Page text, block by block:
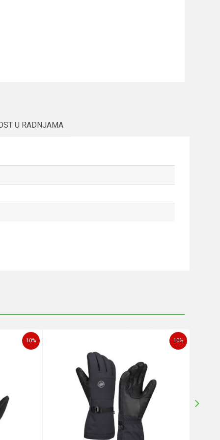
U RADNJAMA
10% 10%